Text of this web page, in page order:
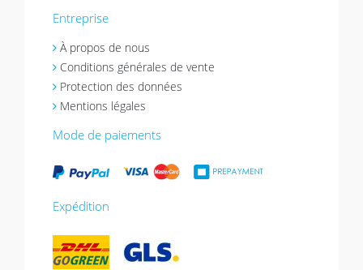
Entreprise
À propos de nous
Conditions générales de vente
Protection des données
Mentions légales
Mode de paiements
Expédition